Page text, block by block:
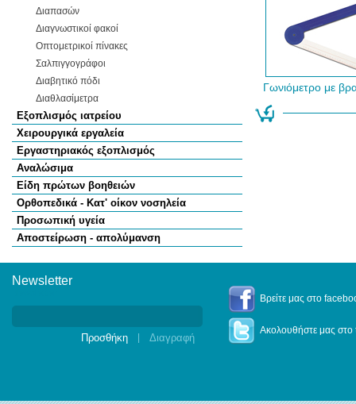
Διαπασών
Διαγνωστικοί φακοί
Οπτομετρικοί πίνακες
Σαλπιγγογράφοι
Διαβητικό πόδι
Διαθλασίμετρα
Εξοπλισμός ιατρείου
Χειρουργικά εργαλεία
Εργαστηριακός εξοπλισμός
Αναλώσιμα
Είδη πρώτων βοηθειών
Ορθοπεδικά - Κατ' οίκον νοσηλεία
Προσωπική υγεία
Αποστείρωση - απολύμανση
Γωνιόμετρο με
Newsletter
Βρείτε μας στο
Ακολουθήστε μας στο